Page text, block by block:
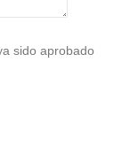
sido aprobado